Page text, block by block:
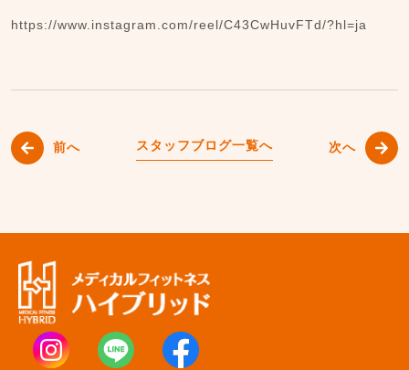
https://www.instagram.com/reel/C43CwHuvFTd/?hl=ja
前へ 次へ
スタッフブログ一覧へ